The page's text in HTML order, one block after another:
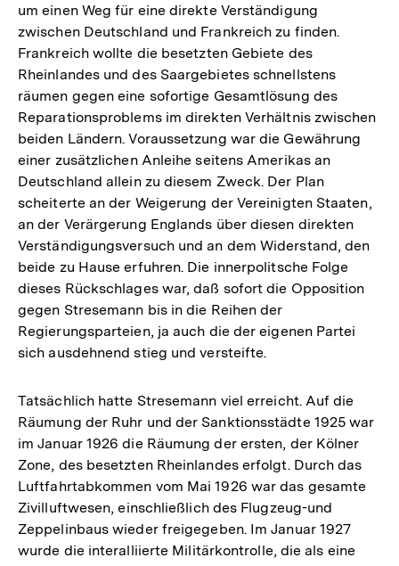
um einen Weg für eine direkte Verständigung
zwischen Deutschland und Frankreich zu finden.
Frankreich wollte die besetzten Gebiete des
Rheinlandes und des Saargebietes schnellstens
räumen gegen eine sofortige Gesamtlösung des
Reparationsproblems im direkten Verhältnis zwischen
beiden Ländern. Voraussetzung war die Gewährung
einer zusätzlichen Anleihe seitens Amerikas an
Deutschland allein zu diesem Zweck. Der Plan
scheiterte an der Weigerung der Vereinigten Staaten,
an der Verärgerung Englands über diesen direkten
Verständigungsversuch und an dem Widerstand, den
beide zu Hause erfuhren. Die innerpolitsche Folge
dieses Rückschlages war, daß sofort die Opposition
gegen Stresemann bis in die Reihen der
Regierungsparteien, ja auch die der eigenen Partei
sich ausdehnend stieg und versteifte.
Tatsächlich hatte Stresemann viel erreicht. Auf die
Räumung der Ruhr und der Sanktionsstädte 1925 war
im Januar 1926 die Räumung der ersten, der Kölner
Zone, des besetzten Rheinlandes erfolgt. Durch das
Luftfahrtabkommen vom Mai 1926 war das gesamte
Zivilluftwesen, einschließlich des Flugzeug-und
Zeppelinbaus wieder freigegeben. Im Januar 1927
wurde die interalliierte Militärkontrolle, die als eine